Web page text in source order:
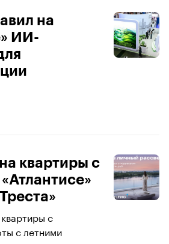
на
ИИ-
квартиры с
с
с летними